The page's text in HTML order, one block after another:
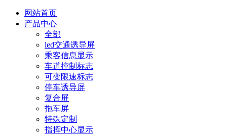
网站首页
产品中心
全部
led交通诱导屏
乘客信息显示
车道控制标志
可变限速标志
停车诱导屏
复合屏
拖车屏
特殊定制
指挥中心显示